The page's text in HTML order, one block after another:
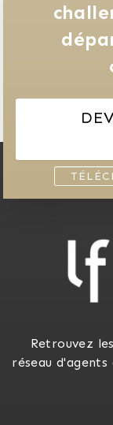
Retrouvez
réseau